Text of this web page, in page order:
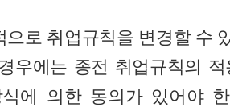
으로 취업규칙을 변경할 수
우에는 종전 취업규칙의
식에 의한 동의가 있어야